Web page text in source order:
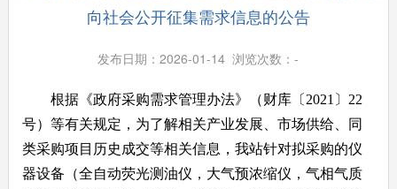
向社会公开征集需求信息的公告
发布日期：2026-01-14 浏览次数：-
根据《政府采购需求管理办法》（财库〔2021〕22
号）等有关规定，为了解相关产业发展、市场供给、同
类采购项目历史成交等相关信息，我站针对拟采购的仪
器设备（全自动荧光测油仪，大气预浓缩仪，气相气质